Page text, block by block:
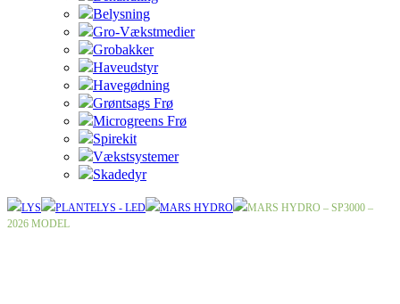
Belysning
Gro-Vækstmedier
Grobakker
Haveudstyr
Havegødning
Grøntsags Frø
Microgreens Frø
Spirekit
Vækstsystemer
Skadedyr
LYS PLANTELYS - LED MARS HYDRO
MARS HYDRO – SP3000 –
2026 MODEL